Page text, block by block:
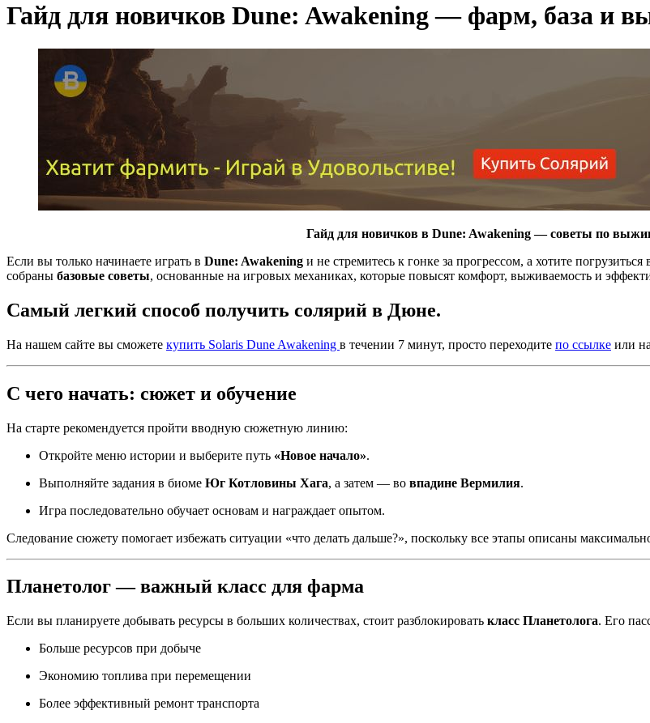
Гайд для новичков Dune: Awakening — фарм, база и
Гайд для новичков в Dune: Awakening — советы по
Если вы только начинаете играть в Dune: Awakening и не стремитесь к гонке за прогрессом, а хотите
собраны базовые советы, основанные на игровых механиках, которые повысят комфорт, выживаемость и
Самый легкий способ получить солярий в Дюне.
На нашем сайте вы сможете купить Solaris Dune Awakening в течении 7 минут, просто переходите по ссылке или
С чего начать: сюжет и обучение
На старте рекомендуется пройти вводную сюжетную линию:
Откройте меню истории и выберите путь «Новое начало».
Выполняйте задания в биоме Юг Котловины Хага, а затем — во впадине Вермилия.
Игра последовательно обучает основам и награждает опытом.
Следование сюжету помогает избежать ситуации «что делать дальше?», поскольку все этапы описаны
Планетолог — важный класс для фарма
Если вы планируете добывать ресурсы в больших количествах, стоит разблокировать класс Планетолога. Его
Больше ресурсов при добыче
Экономию топлива при перемещении
Более эффективный ремонт транспорта